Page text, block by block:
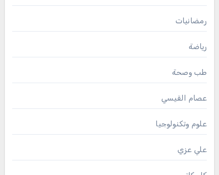
رمضانيات
رياضة
طب وصحة
عصام القيسي
علوم وتكنولوجيا
علي عزي